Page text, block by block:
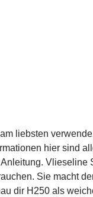
liebsten
hier sind
Sie macht
dir H250 als